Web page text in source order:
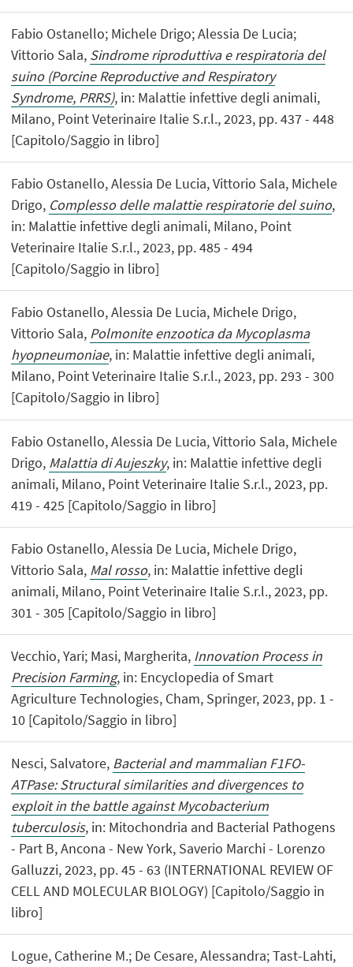
Fabio Ostanello; Michele Drigo; Alessia De Lucia;
Vittorio Sala, Sindrome riproduttiva e respiratoria del
suino (Porcine Reproductive and Respiratory
Syndrome, PRRS), in: Malattie infettive degli animali,
Milano, Point Veterinaire Italie S.r.l., 2023, pp. 437 - 448
[Capitolo/Saggio in libro]
Fabio Ostanello, Alessia De Lucia, Vittorio Sala, Michele
Drigo, Complesso delle malattie respiratorie del suino,
in: Malattie infettive degli animali, Milano, Point
Veterinaire Italie S.r.l., 2023, pp. 485 - 494
[Capitolo/Saggio in libro]
Fabio Ostanello, Alessia De Lucia, Michele Drigo,
Vittorio Sala, Polmonite enzootica da Mycoplasma
hyopneumoniae, in: Malattie infettive degli animali,
Milano, Point Veterinaire Italie S.r.l., 2023, pp. 293 - 300
[Capitolo/Saggio in libro]
Fabio Ostanello, Alessia De Lucia, Vittorio Sala, Michele
Drigo, Malattia di Aujeszky, in: Malattie infettive degli
animali, Milano, Point Veterinaire Italie S.r.l., 2023, pp.
419 - 425 [Capitolo/Saggio in libro]
Fabio Ostanello, Alessia De Lucia, Michele Drigo,
Vittorio Sala, Mal rosso, in: Malattie infettive degli
animali, Milano, Point Veterinaire Italie S.r.l., 2023, pp.
301 - 305 [Capitolo/Saggio in libro]
Vecchio, Yari; Masi, Margherita, Innovation Process in
Precision Farming, in: Encyclopedia of Smart
Agriculture Technologies, Cham, Springer, 2023, pp. 1 -
10 [Capitolo/Saggio in libro]
Nesci, Salvatore, Bacterial and mammalian F1FO-
ATPase: Structural similarities and divergences to
exploit in the battle against Mycobacterium
tuberculosis, in: Mitochondria and Bacterial Pathogens
- Part B, Ancona - New York, Saverio Marchi - Lorenzo
Galluzzi, 2023, pp. 45 - 63 (INTERNATIONAL REVIEW OF
CELL AND MOLECULAR BIOLOGY) [Capitolo/Saggio in
libro]
Logue, Catherine M.; De Cesare, Alessandra; Tast-Lahti,